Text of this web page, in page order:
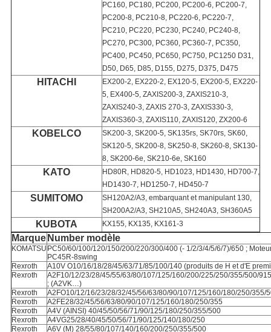
PC160, PC180, PC200, PC200-6, PC200-7,
PC200-8, PC210-8, PC220-6, PC220-7,
PC210, PC220, PC230, PC240, PC240-8,
PC270, PC300, PC360, PC360-7, PC350,
PC400, PC450, PC650, PC750, PC1250 D31,
D50, D65, D85, D155, D275, D375, D475
HITACHI
EX200-2, EX220-2, EX120-5, EX200-5, EX220-
5, EX400-5, ZAXIS200-3, ZAXIS210-3,
ZAXIS240-3, ZAXIS 270-3, ZAXIS330-3,
ZAXIS360-3, ZAXIS110, ZAXIS120, ZX200-6
KOBELCO
SK200-3, SK200-5, SK135rs, SK70rs, SK60,
SK120-5, SK200-8, SK250-8, SK260-8, SK130-
8, SK200-6e, SK210-6e, SK160
KATO
HD80R, HD820-5, HD1023, HD1430, HD700-7,
HD1430-7, HD1250-7, HD450-7
SUMITOMO
SH120A2/A3, embarquant et manipulant 130,
SH200A2/A3, SH210A5, SH240A3, SH360A5
KUBOTA KX155, KX135, KX161-3
Marque Number modèle
KOMATSU PC50/60/100/120/150/200/220/300/400 (- 1/2/3/4/5/6/7)/650 ;
PC45R-8swing
Rexroth
A10V O10/16/18/28/45/63/71/85/100/140 (produits de H et d'E
Rexroth
A2F10/12/23/28/45/55/63/80/107/125/160/200/225/250/355/500/
; (A2VK…)
Rexroth
A2FO10/12/16/23/28/32/45/56/63/80/90/107/125/160/180/250/355/
Rexroth
A2FE28/32/45/56/63/80/90/107/125/160/180/250/355
Rexroth
A4V (AINSI) 40/45/50/56/71/90/125/180/250/355/500
Rexroth
A4VG25/28/40/45/50/56/71/90/125/140/180/250
Rexroth
A6V (M) 28/55/80/107/140/160/200/250/355/500